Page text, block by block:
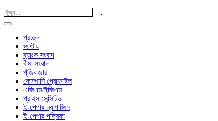
প্রচ্ছদ
জাতীয়
ব্যাংক সংবাদ
বীমা সংবাদ
পুঁজিবাজার
কোম্পানি প্রোফাইল
এজিএম/ইজিএম
প্রাইস সেন্সিটিভ
ই-পেপার ম্যাগাজিন
ই-পেপার পত্রিকা